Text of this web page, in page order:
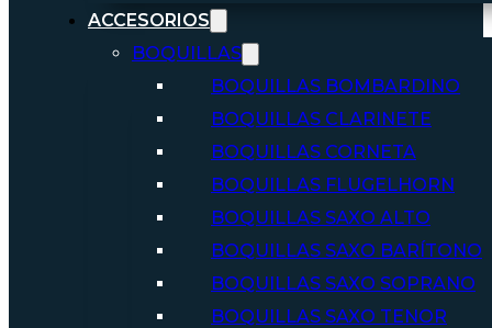
ACCESORIOS
BOQUILLAS
BOQUILLAS BOMBARDINO
BOQUILLAS CLARINETE
BOQUILLAS CORNETA
BOQUILLAS FLUGELHORN
BOQUILLAS SAXO ALTO
BOQUILLAS SAXO BARÍTONO
BOQUILLAS SAXO SOPRANO
BOQUILLAS SAXO TENOR